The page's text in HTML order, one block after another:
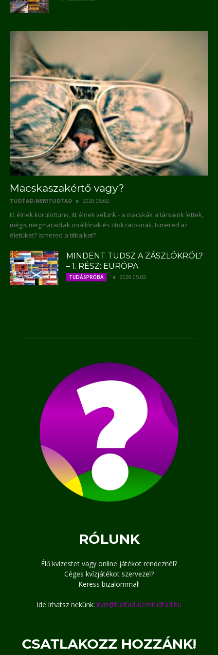
Macskaszakértő vagy?
TUDTAD-NEMTUDTAD 2020.05.02.
Itt élnek körülöttünk, itt élnek velünk - a macskák a társaink lettek,
mégis megmaradtak önállónak és titokzatosnak. Ismered az
életüket? Ismered a titkaikat?
MINDENT TUDSZ A ZÁSZLÓKRÓL?
– 1. RÉSZ: EURÓPA
TUDÁSPRÓBA 2020.05.02.
RÓLUNK
Élő kvízestet vagy online játékot rendeznél?
Céges kvízjátékot szervezel?
Keress bizalommal!
Ide írhatsz nekünk: kviz@tudtad-nemtudtad.hu
CSATLAKOZZ HOZZÁNK!